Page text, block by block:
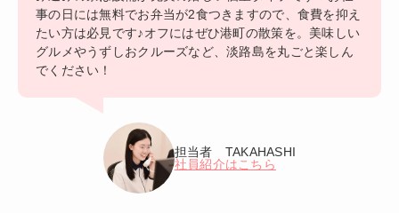
事の日には無料でお弁当が2食つきますので、食費を抑え
たい方は必見です♪オフにはぜひ港町の散策を。美味しい
グルメやうずしおクルーズなど、淡路島を丸ごと楽しん
でください！
担当者 TAKAHASHI
社員紹介はこちら